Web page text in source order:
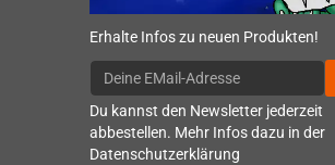
Erhalte Infos zu neuen Produkten!
Du kannst den Newsletter jederzeit
abbestellen. Mehr Infos dazu in der
Datenschutzerklärung